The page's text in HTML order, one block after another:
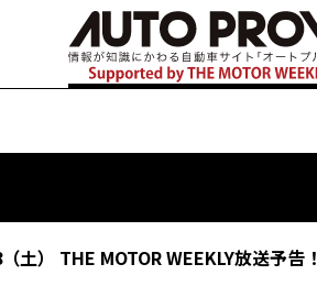
土） THE MOTOR WEEKLY放送予告！